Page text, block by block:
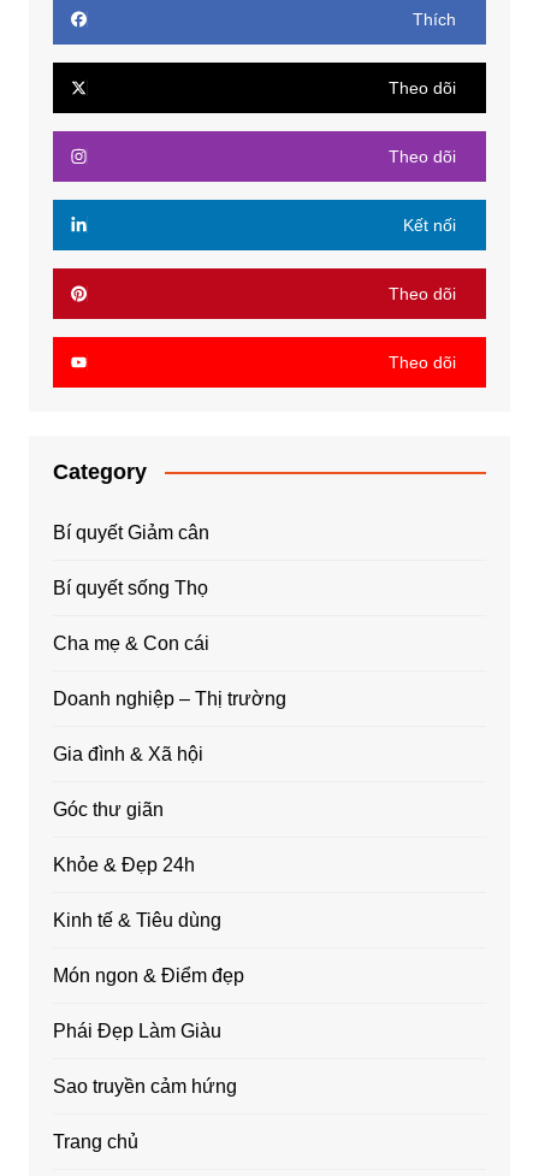
Thích
Theo dõi
Theo dõi
Kết nối
Theo dõi
Theo dõi
Category
Bí quyết Giảm cân
Bí quyết sống Thọ
Cha mẹ & Con cái
Doanh nghiệp – Thị trường
Gia đình & Xã hội
Góc thư giãn
Khỏe & Đẹp 24h
Kinh tế & Tiêu dùng
Món ngon & Điểm đẹp
Phái Đẹp Làm Giàu
Sao truyền cảm hứng
Trang chủ